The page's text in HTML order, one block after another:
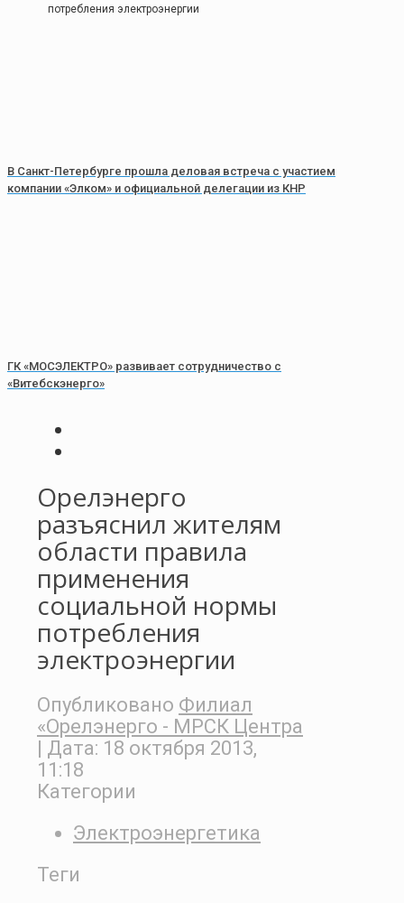
потребления электроэнергии
В Санкт-Петербурге прошла деловая встреча с участием
компании «Элком» и официальной делегации из КНР
ГК «МОСЭЛЕКТРО» развивает сотрудничество с
«Витебскэнерго»
Орелэнерго
разъяснил жителям
области правила
применения
социальной нормы
потребления
электроэнергии
Опубликовано Филиал
«Орелэнерго - МРСК Центра
| Дата: 18 октября 2013,
11:18
Категории
Электроэнергетика
Теги